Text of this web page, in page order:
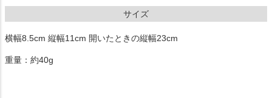
サイズ
横幅8.5cm 縦幅11cm 開いたときの縦幅23cm
重量：約40g